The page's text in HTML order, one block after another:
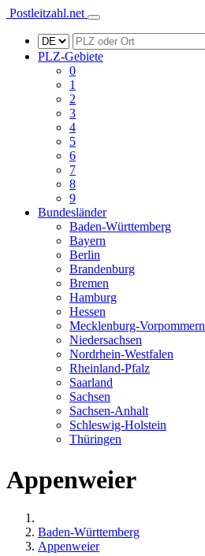
Postleitzahl.net
PLZ-Gebiete
0
1
2
3
4
5
6
7
8
9
Bundesländer
Baden-Württemberg
Bayern
Berlin
Brandenburg
Bremen
Hamburg
Hessen
Mecklenburg-Vorpommern
Niedersachsen
Nordrhein-Westfalen
Rheinland-Pfalz
Saarland
Sachsen
Sachsen-Anhalt
Schleswig-Holstein
Thüringen
Appenweier
Baden-Württemberg
Appenweier